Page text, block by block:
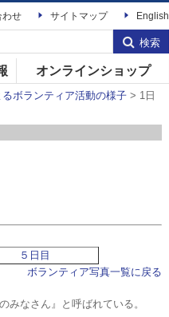
オンラインショップ
わせ サイトマップ English
検索
ボランティア活動の様子 > 1日
５日目
ボランティア写真一覧に戻る
なさん』と呼ばれている。